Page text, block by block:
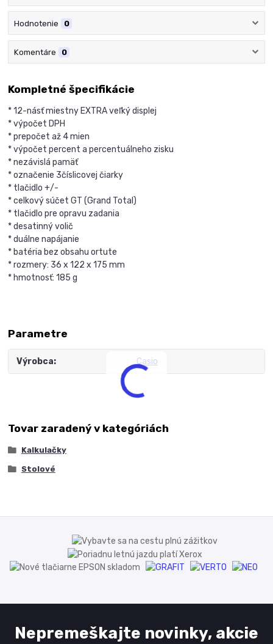
Hodnotenie 0
Komentáre 0
Kompletné špecifikácie
* 12-násť miestny EXTRA veľký displej
* výpočet DPH
* prepočet až 4 mien
* výpočet percent a percentuálneho zisku
* nezávislá pamäť
* označenie 3číslicovej čiarky
* tlačidlo +/-
* celkový súčet GT (Grand Total)
* tlačidlo pre opravu zadania
* desatinný volič
* duálne napájanie
* batéria bez obsahu ortute
* rozmery: 36 x 122 x 175 mm
* hmotnosť: 185 g
Parametre
Výrobca Casio
Tovar zaradený v kategóriách
Kalkulačky
Stolové
Nepremeškajte novinky, akcie